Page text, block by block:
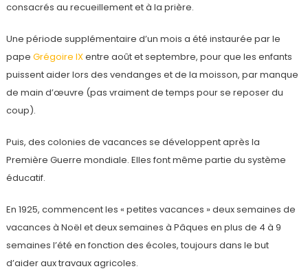
consacrés au recueillement et à la prière.
Une période supplémentaire d’un mois a été instaurée par le
pape Grégoire IXentre août et septembre, pour que les enfants
puissent aider lors des vendanges et de la moisson, par manque
de main d’œuvre (pas vraiment de temps pour se reposer du
coup).
Puis, des colonies de vacances se développent après la
Première Guerre mondiale. Elles font même partie du système
éducatif.
En 1925, commencent les « petites vacances » deux semaines de
vacances à Noël et deux semaines à Pâques en plus de 4 à 9
semaines l’été en fonction des écoles, toujours dans le but
d’aider aux travaux agricoles.